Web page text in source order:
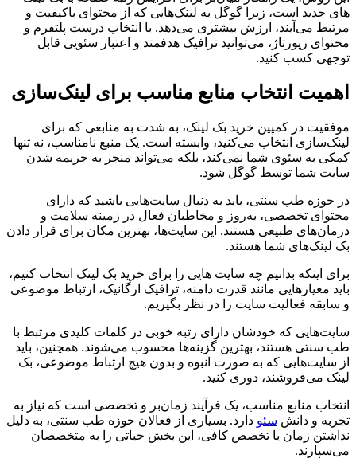
های جدید است، زیرا گوگل به لینک‌هایی که از محتوای باکیفیت و
مرتبط می‌آیند، ارزش بیشتری می‌دهد. با انتخاب درست پلتفرم و
محتوای رپورتاژ، می‌توانید ترافیک هدفمند و اعتبار سئویی قابل
توجهی کسب کنید.
اهمیت انتخاب منابع مناسب برای لینک‌سازی
موفقیت در کمپین خرید بک لینک، به شدت به منابعی که برای
لینک‌سازی انتخاب می‌کنید، وابسته است. یک منبع نامناسب، نه تنها
کمکی به سئوی شما نمی‌کند، بلکه می‌تواند منجر به جریمه شدن
سایت شما توسط گوگل شود.
در حوزه طب سنتی، باید به دنبال سایت‌هایی باشید که دارای
محتوای تخصصی، به‌روز و مخاطبان فعال در زمینه سلامت و
درمان‌های طبیعی هستند. این سایت‌ها، بهترین مکان برای قرار دادن
بک لینک‌های شما هستند.
برای اینکه بدانیم چه سایت هایی را برای خرید بک لینک انتخاب کنیم،
باید معیارهایی مانند قدرت دامنه، ترافیک ارگانیک، ارتباط موضوعی
و سابقه فعالیت سایت را در نظر بگیریم.
سایت‌هایی که خودشان دارای رتبه خوبی در کلمات کلیدی مرتبط با
طب سنتی هستند، بهترین گزینه‌ها محسوب می‌شوند. همچنین، باید
از سایت‌هایی که به صورت انبوه و بدون هیچ ارتباط موضوعی، بک
لینک می‌فروشند، دوری کنید.
انتخاب منابع مناسب، یک فرآیند زمان‌بر و تخصصی است که نیاز به
تجربه و دانش سئو دارد. بسیاری از فعالان حوزه طب سنتی، به دلیل
نداشتن زمان یا تخصص کافی، این بخش حیاتی را به متخصصان
می‌سپارند.